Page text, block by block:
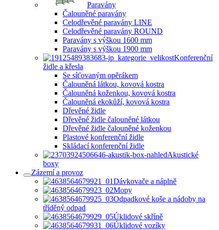
Paravány
Čalouněné paravány
Celodřevěné paravány LINE
Celodřevěné paravány ROUND
Paravány s výškou 1600 mm
Paravány s výškou 1900 mm
Konferenční
židle a křesla
Se síťovaným opěrákem
Čalouněná látkou, kovová kostra
Čalouněná koženkou, kovová kostra
Čalouněná ekokůží, kovová kostra
Dřevěné židle
Dřevěné židle čalouněné látkou
Dřevěné židle čalouněné koženkou
Plastové konferenční židle
Skládací konferenční židle
Akustické
boxy
Zázemí a provoz
Dávkovače a náplně
Mopy
Odpadkové koše a nádoby na
tříděný odpad
Úklidové skříně
Úklidové vozíky